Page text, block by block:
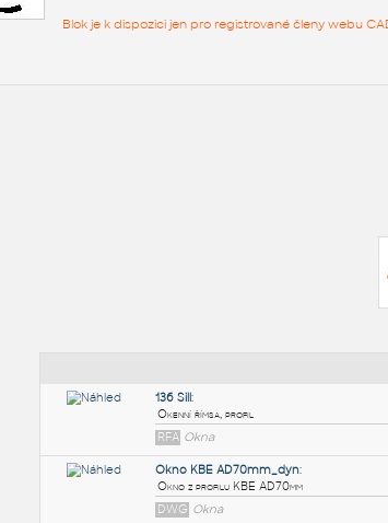
Blok je k dispozici jen pro registrované členy webu